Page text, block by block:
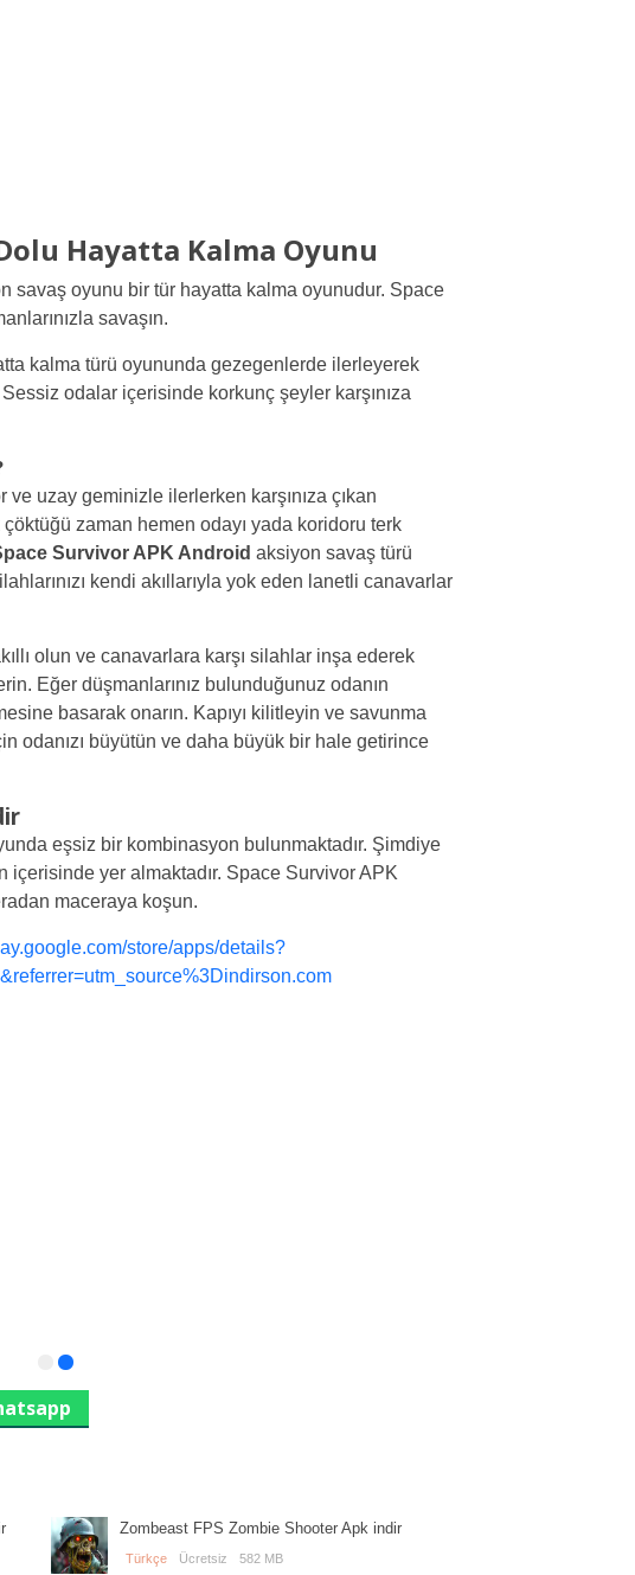
Hayatta Kalma Oyunu
savaş oyunu bir tür hayatta kalma oyunudur. Space
savaşın.
kalma türü oyununda gezegenlerde ilerleyerek
odalar içerisinde korkunç şeyler karşınıza
uzay geminizle ilerlerken karşınıza çıkan
çöktüğü zaman hemen odayı yada koridoru terk
Survivor APK Android aksiyon savaş türü
kendi akıllarıyla yok eden lanetli canavarlar
olun ve canavarlara karşı silahlar inşa ederek
Eğer düşmanlarınız bulunduğunuz odanın
basarak onarın. Kapıyı kilitleyin ve savunma
odanızı büyütün ve daha büyük bir hale getirince
eşsiz bir kombinasyon bulunmaktadır. Şimdiye
içerisinde yer almaktadır. Space Survivor APK
maceraya koşun.
store/apps/details?
Zombeast FPS Zombie Shooter Apk indir
Türkçe Ücretsiz 582 MB